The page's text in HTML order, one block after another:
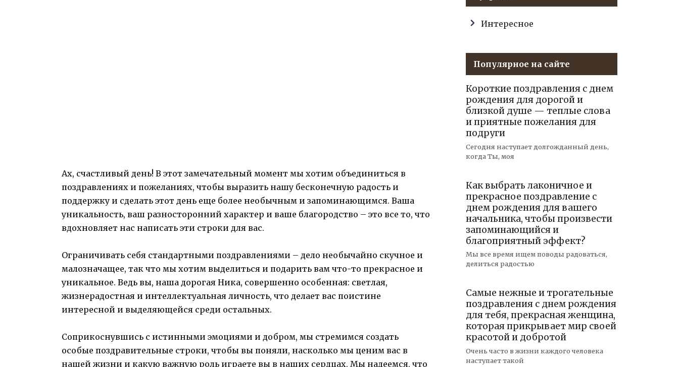
Ах, счастливый день! В этот замечательный момент мы хотим объединиться в
поздравлениях и пожеланиях, чтобы выразить нашу бесконечную радость и
поддержку и сделать этот день еще более необычным и запоминающимся. Ваша
уникальность, ваш разносторонний характер и ваше благородство – это все то, что
вдохновляет нас написать эти строки для вас.
Ограничивать себя стандартными поздравлениями – дело необычайно скучное и
малозначащее, так что мы хотим выделиться и подарить вам что-то прекрасное и
уникальное. Ведь вы, наша дорогая Ника, совершенно особенная: светлая,
жизнерадостная и интеллектуальная личность, что делает вас поистине
интересной и выделяющейся среди остальных.
Соприкоснувшись с истинными эмоциями и добром, мы стремимся создать
особые поздравительные строки, чтобы вы поняли, насколько мы ценим вас в
нашей жизни и какую важную роль играете вы в наших сердцах. Мы надеемся, что
Интересное
Популярное на сайте
Короткие поздравления с днем
рождения для дорогой и
близкой душе — теплые слова
и приятные пожелания для
подруги
Сегодня наступает долгожданный день,
когда Ты, моя
Как выбрать лаконичное и
прекрасное поздравление с
днем рождения для вашего
начальника, чтобы произвести
запоминающийся и
благоприятный эффект?
Мы все время ищем поводы радоваться,
делиться радостью
Самые нежные и трогательные
поздравления с днем рождения
для тебя, прекрасная женщина,
которая прикрывает мир своей
красотой и добротой
Очень часто в жизни каждого человека
наступает такой